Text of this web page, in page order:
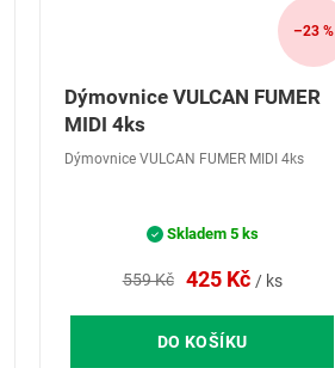
–23 %
Dýmovnice VULCAN FUMER
MIDI 4ks
559 Kč 425 Kč / ks
DO KOŠÍKU
Dýmovnice VULCAN FUMER MIDI 4ks
Skladem 5 ks